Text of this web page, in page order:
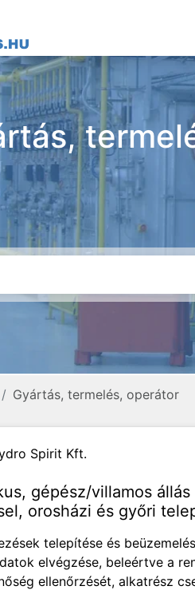
Gyártás, termelés, operátor
Spirit Kft.
gépész/villamos állás
orosházi és győri
telepítése és
elvégzése, beleértve a
ellenőrzését, alkatrész